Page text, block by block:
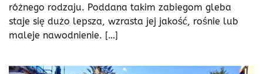
różnego rodzaju. Poddana takim zabiegom gleba
staje się dużo lepsza, wzrasta jej jakość, rośnie lub
maleje nawodnienie. […]